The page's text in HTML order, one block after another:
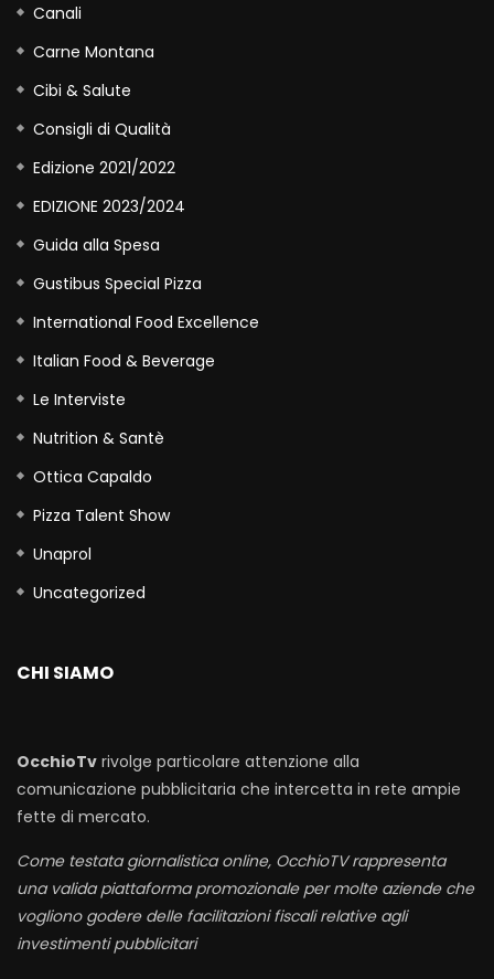
Canali
Carne Montana
Cibi & Salute
Consigli di Qualità
Edizione 2021/2022
EDIZIONE 2023/2024
Guida alla Spesa
Gustibus Special Pizza
International Food Excellence
Italian Food & Beverage
Le Interviste
Nutrition & Santè
Ottica Capaldo
Pizza Talent Show
Unaprol
Uncategorized
CHI SIAMO
OcchioTv rivolge particolare attenzione alla
comunicazione pubblicitaria che intercetta in rete ampie
fette di mercato.
Come testata giornalistica online, OcchioTV rappresenta
una valida piattaforma promozionale per molte aziende che
vogliono godere delle facilitazioni fiscali relative agli
investimenti pubblicitari